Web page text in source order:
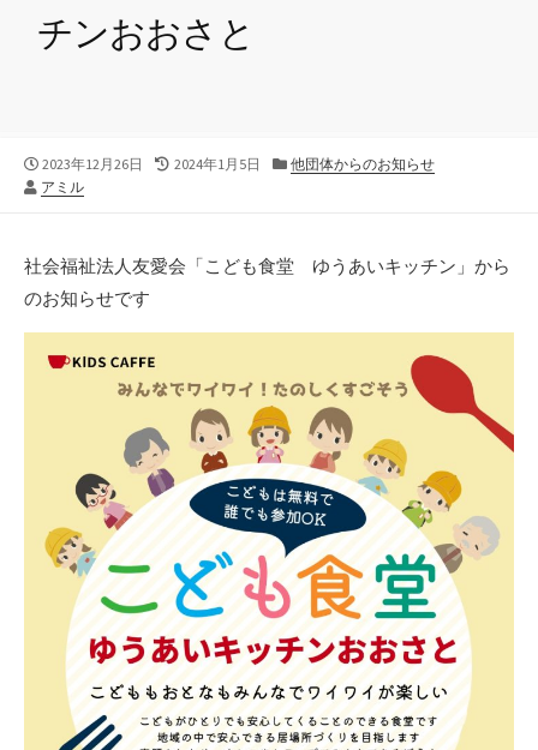
チンおおさと
公
開
2023年12月26日
最
日
2024年1月5日
カ
ー
他団体からのお知らせ
作
アミル
社会福祉法人友愛会「こども食堂 ゆうあいキッチン」から
のお知らせです